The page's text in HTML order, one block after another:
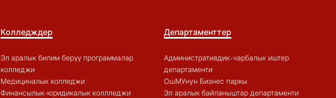
Колледждер
Эл аралык билим берүү программалар
колледжи
Медициналык колледжи
Финансылык-юридикалык коллледжи
Департаменттер
Административдик-чарбалык иштер
департаменти
ОшМУнун Бизнес паркы
Эл аралык байланыштар департаменти